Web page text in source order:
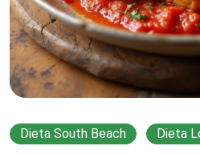
Dieta South Beach Dieta